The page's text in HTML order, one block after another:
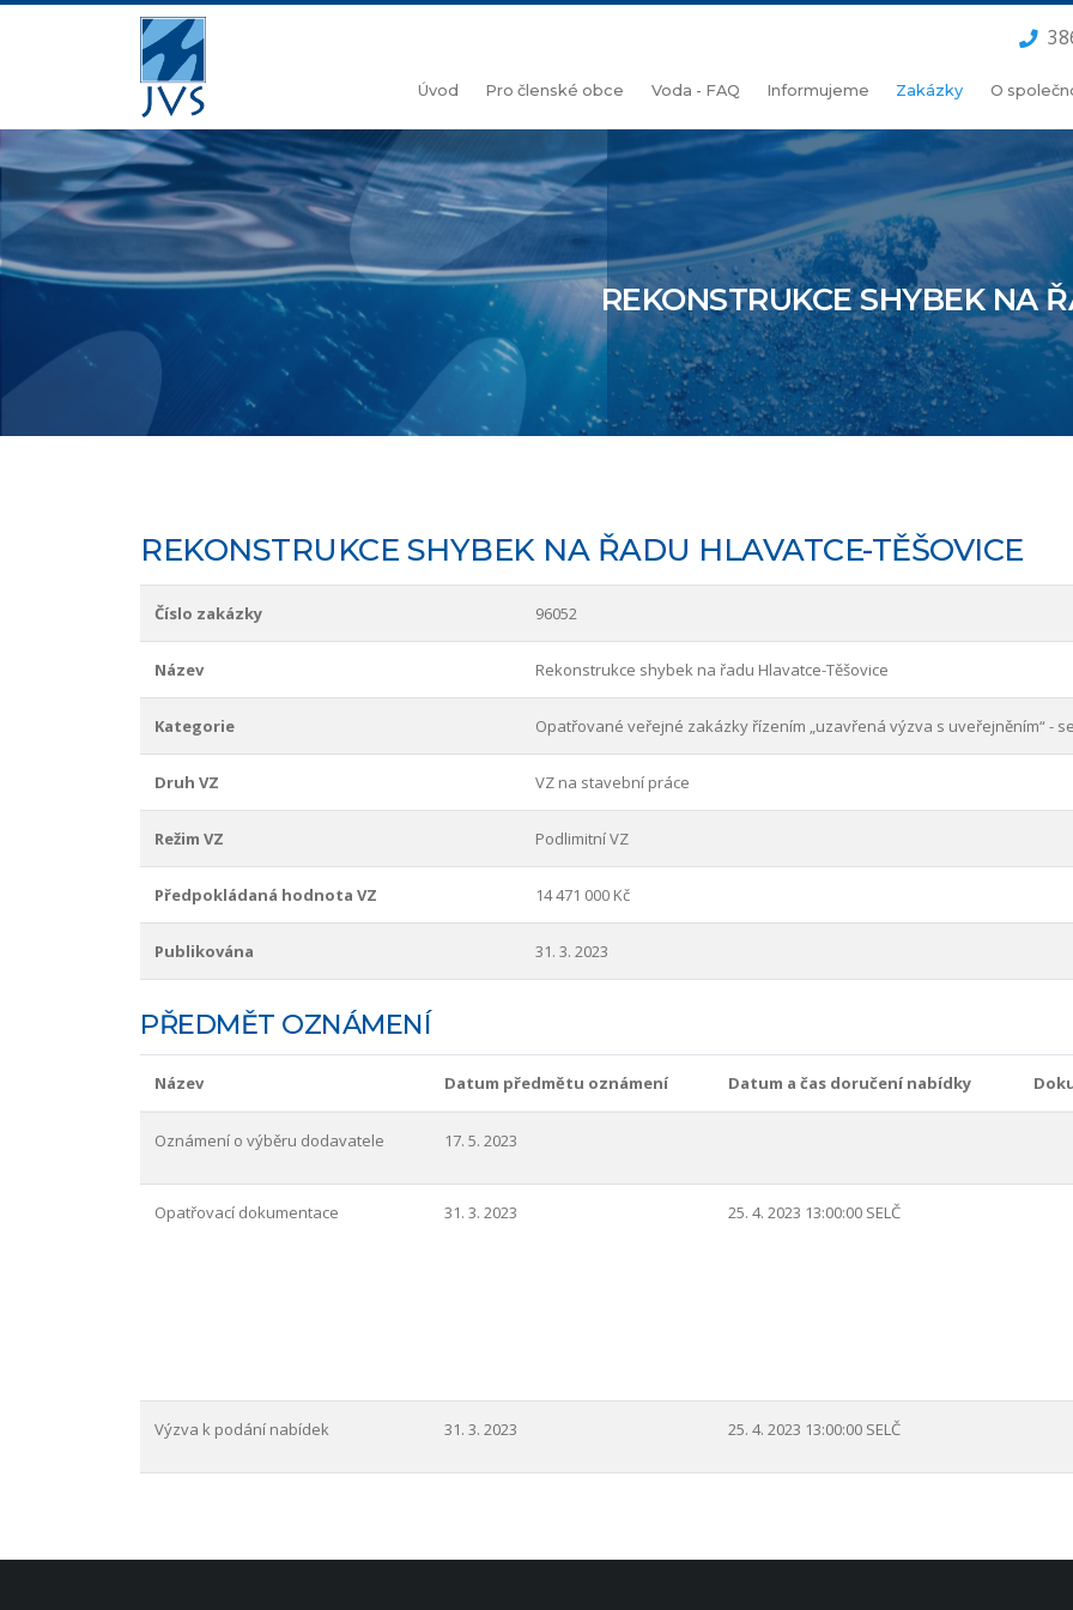
Úvod Pro členské obce Voda - FAQ Informujeme Zakázky O
REKONSTRUKCE SHYBEK NA
REKONSTRUKCE SHYBEK NA ŘADU HLAVATCE-TĚŠOVICE
Číslo zakázky 96052
Název Rekonstrukce shybek na řadu Hlavatce-Těšovice
Kategorie Opatřované veřejné zakázky řízením „uzavřená výzva s uveřejněním“ -
Druh VZ VZ na stavební práce
Režim VZ Podlimitní VZ
Předpokládaná hodnota VZ 14 471 000 Kč
Publikována 31. 3. 2023
PŘEDMĚT OZNÁMENÍ
Název Datum předmětu oznámení Datum a čas doručení nabídky
Oznámení o výběru dodavatele 17. 5. 2023
Opatřovací dokumentace 31. 3. 2023 25. 4. 2023 13:00:00 SELČ
Výzva k podání nabídek 31. 3. 2023 25. 4. 2023 13:00:00 SELČ